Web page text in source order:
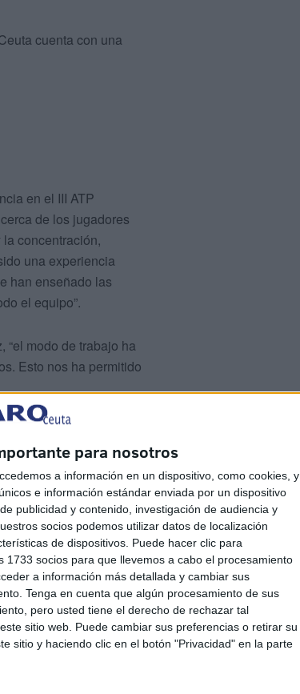
para nosotros
a información en un dispositivo, como cookies, y
e información estándar enviada por un dispositivo
publicidad y contenido, investigación de audiencia y
socios podemos utilizar datos de localización
de dispositivos. Puede hacer clic para
socios para que llevemos a cabo el procesamiento
a información más detallada y cambiar sus
Tenga en cuenta que algún procesamiento de sus
pero usted tiene el derecho de rechazar tal
sitio web. Puede cambiar sus preferencias o retirar su
sitio y haciendo clic en el botón "Privacidad" en la parte
cuenta con una
en el III ATP
de los jugadores
concentración,
una experiencia
han enseñado las
el equipo”.
modo de trabajo ha
Esto nos ha permitido
profesional, “ha sido un
también disfruté de la